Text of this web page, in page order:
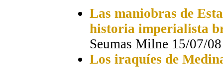
Las maniobras de
historia imperialista
Seumas Milne 15/07/08
Los iraquíes de